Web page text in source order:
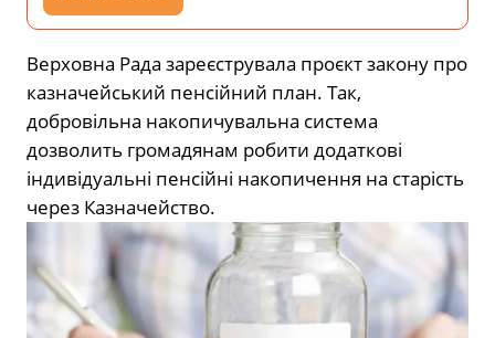
Верховна Рада зареєструвала проєкт закону про
казначейський пенсійний план. Так,
добровільна накопичувальна система
дозволить громадянам робити додаткові
індивідуальні пенсійні накопичення на старість
через Казначейство.